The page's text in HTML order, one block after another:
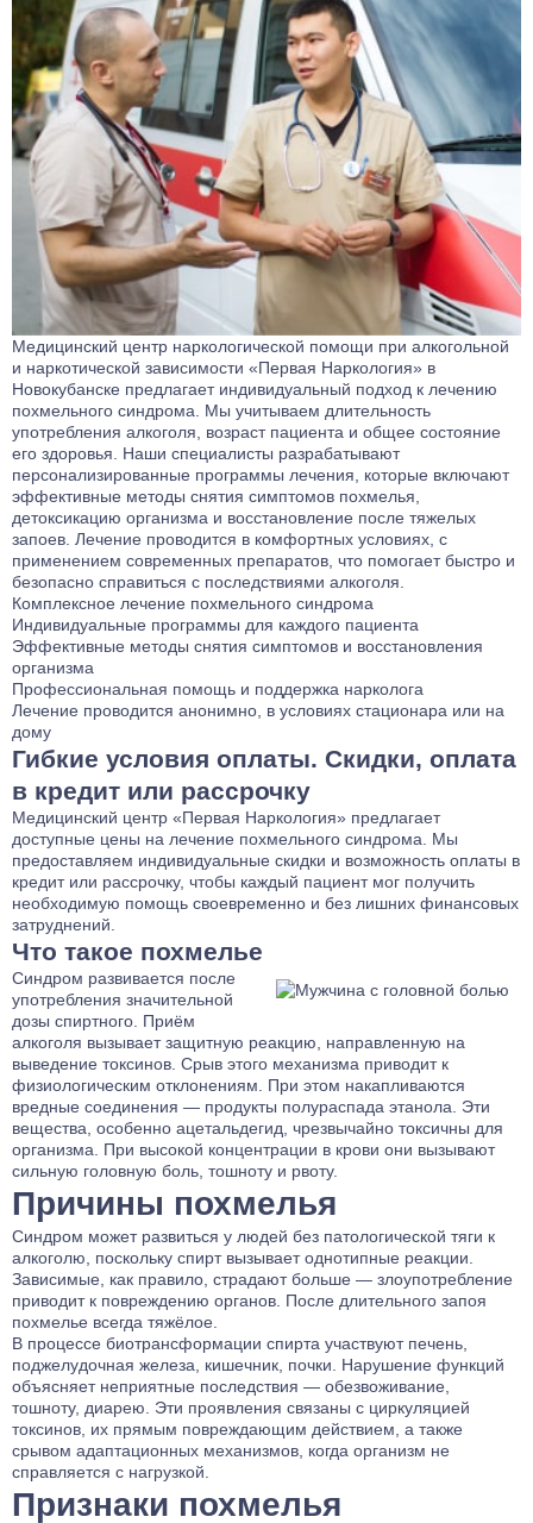
Медицинский центр наркологической помощи при алкогольной
и наркотической зависимости «Первая Наркология» в
Новокубанске предлагает индивидуальный подход к лечению
похмельного синдрома. Мы учитываем длительность
употребления алкоголя, возраст пациента и общее состояние
его здоровья. Наши специалисты разрабатывают
персонализированные программы лечения, которые включают
эффективные методы снятия симптомов похмелья,
детоксикацию организма и восстановление после тяжелых
запоев. Лечение проводится в комфортных условиях, с
применением современных препаратов, что помогает быстро и
безопасно справиться с последствиями алкоголя.
Комплексное лечение похмельного синдрома
Индивидуальные программы для каждого пациента
Эффективные методы снятия симптомов и восстановления
организма
Профессиональная помощь и поддержка нарколога
Лечение проводится анонимно, в условиях стационара или на
дому
Гибкие условия оплаты. Скидки, оплата
в кредит или рассрочку
Медицинский центр «Первая Наркология» предлагает
доступные цены на лечение похмельного синдрома. Мы
предоставляем индивидуальные скидки и возможность оплаты в
кредит или рассрочку, чтобы каждый пациент мог получить
необходимую помощь своевременно и без лишних финансовых
затруднений.
Что такое похмелье
Синдром развивается после
употребления значительной
дозы спиртного. Приём
алкоголя вызывает защитную реакцию, направленную на
выведение токсинов. Срыв этого механизма приводит к
физиологическим отклонениям. При этом накапливаются
вредные соединения — продукты полураспада этанола. Эти
вещества, особенно ацетальдегид, чрезвычайно токсичны для
организма. При высокой концентрации в крови они вызывают
сильную головную боль, тошноту и рвоту.
Причины похмелья
Синдром может развиться у людей без патологической тяги к
алкоголю, поскольку спирт вызывает однотипные реакции.
Зависимые, как правило, страдают больше — злоупотребление
приводит к повреждению органов. После длительного запоя
похмелье всегда тяжёлое.
В процессе биотрансформации спирта участвуют печень,
поджелудочная железа, кишечник, почки. Нарушение функций
объясняет неприятные последствия — обезвоживание,
тошноту, диарею. Эти проявления связаны с циркуляцией
токсинов, их прямым повреждающим действием, а также
срывом адаптационных механизмов, когда организм не
справляется с нагрузкой.
Признаки похмелья